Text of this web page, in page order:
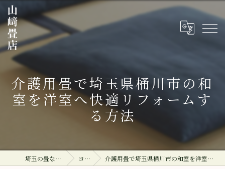
介護用畳で埼玉県桶川市の和
室を洋室へ快適リフォームす
る方法
埼玉の畳なら山﨑畳店 コラム 介護用畳で埼玉県桶川市の和室を洋室へ快適リフォームする方法